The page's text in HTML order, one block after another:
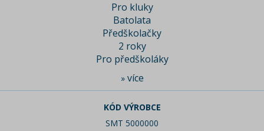
Pro kluky
Batolata
Předškolačky
2 roky
Pro předškoláky
» více
KÓD VÝROBCE
SMT 5000000